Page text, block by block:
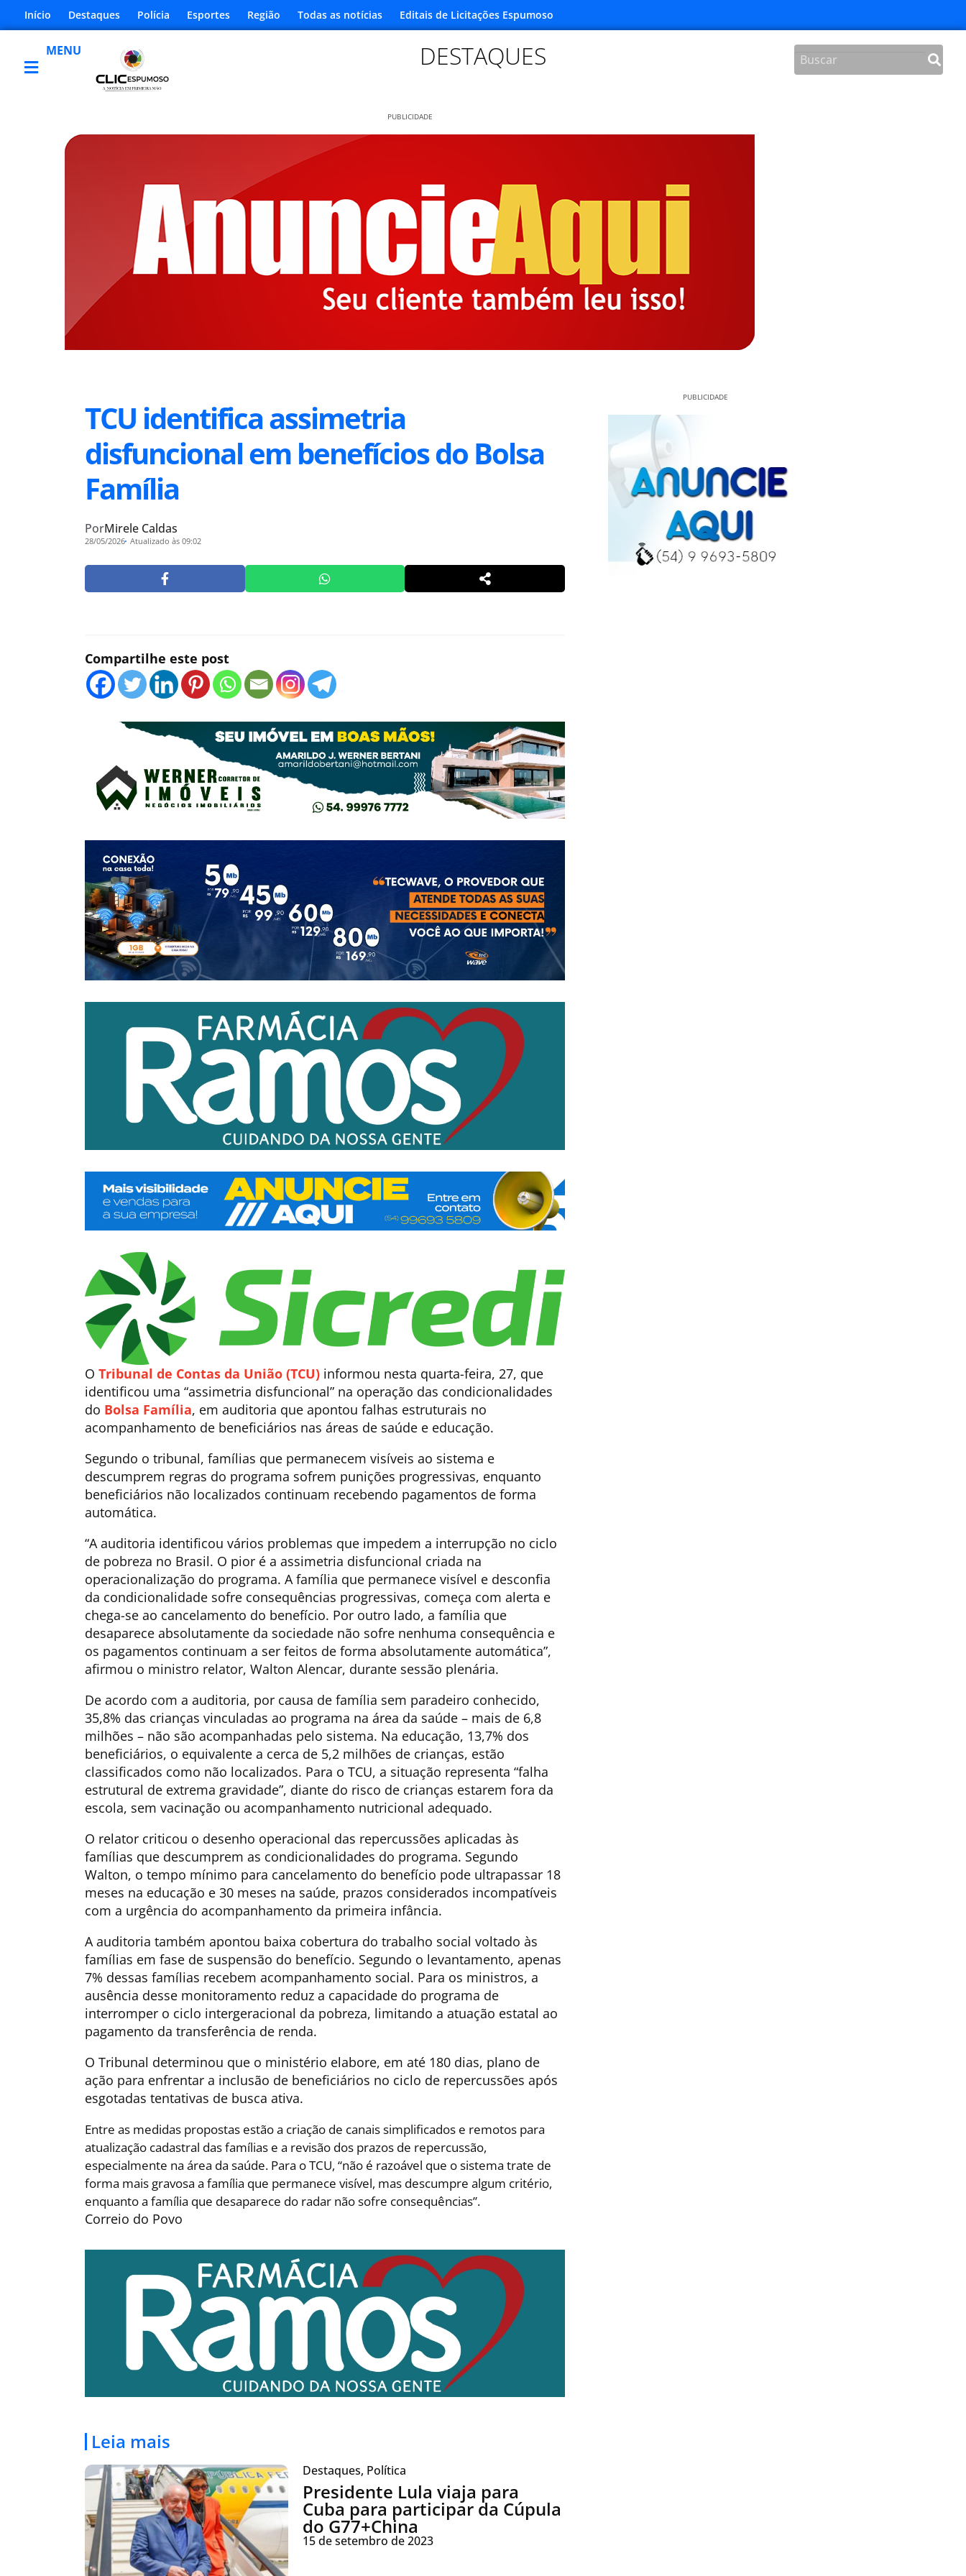
Início Destaques Polícia Esportes Região Todas as notícias Editais de Licitações Espumoso
MENU DESTAQUES
PUBLICIDADE
TCU identifica assimetria
disfuncional em benefícios do Bolsa
Família
PorMirele Caldas
28/05/2026 Atualizado às 09:02
Compartilhe este post
O Tribunal de Contas da União (TCU)informou nesta quarta-feira, 27, que
identificou uma “assimetria disfuncional” na operação das condicionalidades
do Bolsa Família, em auditoria que apontou falhas estruturais no
acompanhamento de beneficiários nas áreas de saúde e educação.
Segundo o tribunal, famílias que permanecem visíveis ao sistema e
descumprem regras do programa sofrem punições progressivas, enquanto
beneficiários não localizados continuam recebendo pagamentos de forma
automática.
“A auditoria identificou vários problemas que impedem a interrupção no ciclo
de pobreza no Brasil. O pior é a assimetria disfuncional criada na
operacionalização do programa. A família que permanece visível e desconfia
da condicionalidade sofre consequências progressivas, começa com alerta e
chega-se ao cancelamento do benefício. Por outro lado, a família que
desaparece absolutamente da sociedade não sofre nenhuma consequência e
os pagamentos continuam a ser feitos de forma absolutamente automática”,
afirmou o ministro relator, Walton Alencar, durante sessão plenária.
De acordo com a auditoria, por causa de família sem paradeiro conhecido,
35,8% das crianças vinculadas ao programa na área da saúde – mais de 6,8
milhões – não são acompanhadas pelo sistema. Na educação, 13,7% dos
beneficiários, o equivalente a cerca de 5,2 milhões de crianças, estão
classificados como não localizados. Para o TCU, a situação representa “falha
estrutural de extrema gravidade”, diante do risco de crianças estarem fora da
escola, sem vacinação ou acompanhamento nutricional adequado.
O relator criticou o desenho operacional das repercussões aplicadas às
famílias que descumprem as condicionalidades do programa. Segundo
Walton, o tempo mínimo para cancelamento do benefício pode ultrapassar 18
meses na educação e 30 meses na saúde, prazos considerados incompatíveis
com a urgência do acompanhamento da primeira infância.
A auditoria também apontou baixa cobertura do trabalho social voltado às
famílias em fase de suspensão do benefício. Segundo o levantamento, apenas
7% dessas famílias recebem acompanhamento social. Para os ministros, a
ausência desse monitoramento reduz a capacidade do programa de
interromper o ciclo intergeracional da pobreza, limitando a atuação estatal ao
pagamento da transferência de renda.
O Tribunal determinou que o ministério elabore, em até 180 dias, plano de
ação para enfrentar a inclusão de beneficiários no ciclo de repercussões após
esgotadas tentativas de busca ativa.
Entre as medidas propostas estão a criação de canais simplificados e remotos para
atualização cadastral das famílias e a revisão dos prazos de repercussão,
especialmente na área da saúde. Para o TCU, “não é razoável que o sistema trate de
forma mais gravosa a família que permanece visível, mas descumpre algum critério,
enquanto a família que desaparece do radar não sofre consequências”.
Correio do Povo
Leia mais
Destaques, Política
Presidente Lula viaja para
Cuba para participar da Cúpula
do G77+China
15 de setembro de 2023
PUBLICIDADE